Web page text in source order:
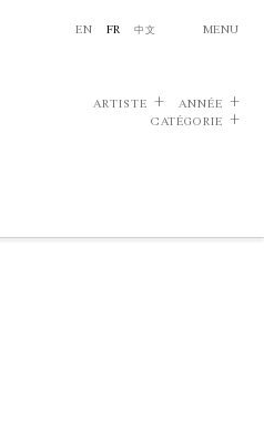
EN FR 中文 MENU
ARTISTE
ANNÉE
CATÉGORIE